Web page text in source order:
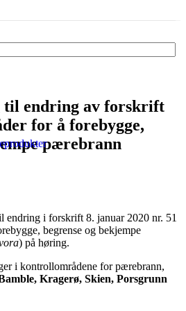
til endring av forskrift
for å forebygge,
pærebrann
endring i forskrift 8. januar 2020 nr. 51
begrense og bekjempe
) på høring.
i kontrollområdene for pærebrann,
Kragerø, Skien, Porsgrunn